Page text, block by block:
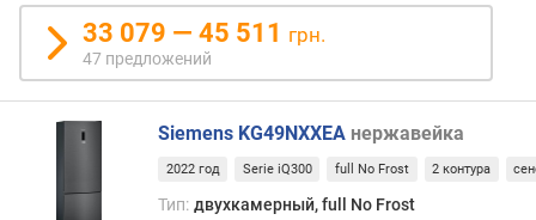
л
о
д
н
33 079 — 45 511 грн.
47 предложений
Siemens KG49NXXEA нержавейка
2022 год Serie iQ300 full No Frost 2 контура
Тип: двухкамерный, full No Frost